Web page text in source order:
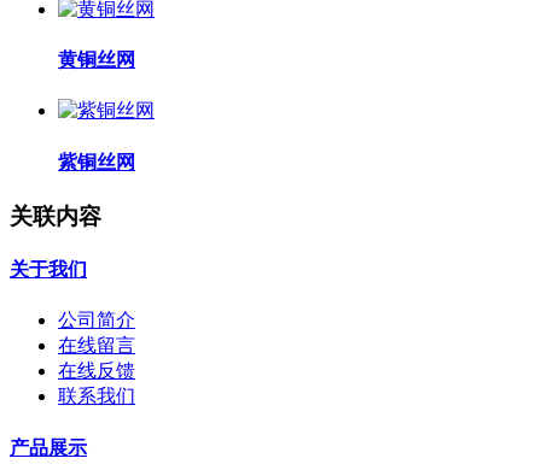
黄铜丝网
紫铜丝网
关联内容
关于我们
公司简介
在线留言
在线反馈
联系我们
产品展示